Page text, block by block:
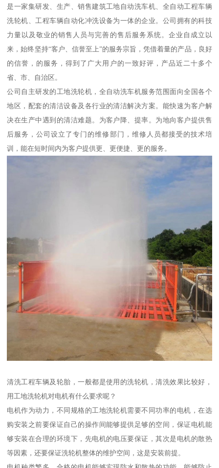
是一家集研发、生产、销售建筑工地自动洗车机、全自动工程车辆
洗轮机、工程车辆自动化冲洗设备为一体的企业。公司拥有的科技
力量以及敬业的销售人员与完善的售后服务系统。企业自成立以
来，始终坚持“客户、信誉至上”的服务宗旨，凭借着量的产品，良好
的信誉，的服务，得到了广大用户的一致好评，产品近二十多个
省、市、自治区。
公司自主研发的工地洗轮机，全自动洗车机服务范围面向全国各个
地区，配套的清洁设备及各行业的清洁解决方案。能快速为客户解
决在生产中遇到的清洁难题。为客户降、提率。为地向客户提供售
后服务，公司设立了专门的维修部门，维修人员都接受的技术培
训，能在短时间内为客户提供更、更便捷、更的服务。
清洗工程车辆及轮胎，一般都是使用的洗轮机，清洗效果比较好，
用工地洗轮机对电机有什么要求呢？
电机作为动力，不同规格的工地洗轮机需要不同功率的电机，在选
购安装之前要保证自己的操作间能够提供足够的空间，保证电机能
够安装在合理的环境下，先电机的电压要保证，其次是电机的散热
等因素，还要保证洗轮机整体的维护空间，这是安装前提。